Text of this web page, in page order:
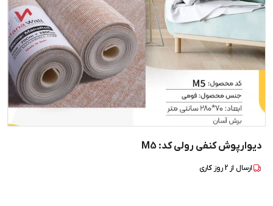
دیوارپوش کنفی رولی کد: M5
ارسال از 2روز کاری